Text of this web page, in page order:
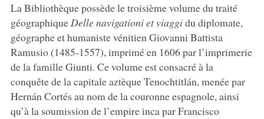
La Bibliothèque possède le troisième volume du traité
géographiqueDelle navigationi et viaggidu diplomate,
géographe et humaniste vénitien Giovanni Battista
Ramusio (1485-1557), imprimé en 1606 par l’imprimerie
de la famille Giunti. Ce volume est consacré à la
conquête de la capitale aztèque Tenochtitlán, menée par
Hernán Cortés au nom de la couronne espagnole, ainsi
qu’à la soumission de l’empire inca par Francisco